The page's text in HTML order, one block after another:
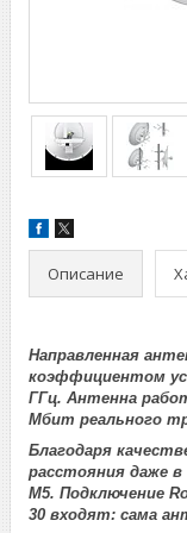
Описание
Направленная
коэффициентом
ГГц. Антенна
Мбит реального
Благодаря
расстояния даже в
M5. Подключение
30 входят: сама